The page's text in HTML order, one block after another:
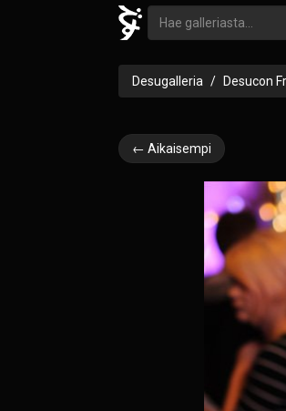
Desugalleria Desucon
← Aikaisempi